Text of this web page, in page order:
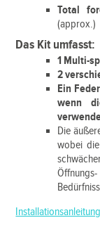
Total
(approx.)
Das Kit umfasst:
1 Multi-
2
Ein
wenn
Die
wobei